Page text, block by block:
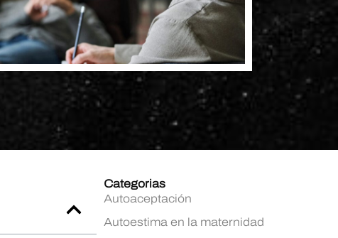
Categorias
Autoaceptación
Autoestima en la maternidad